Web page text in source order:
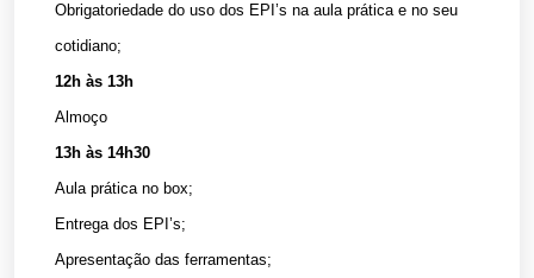
Obrigatoriedade do uso dos EPI’s na aula prática e no seu
cotidiano;
12h às 13h
Almoço
13h às 14h30
Aula prática no box;
Entrega dos EPI’s;
Apresentação das ferramentas;